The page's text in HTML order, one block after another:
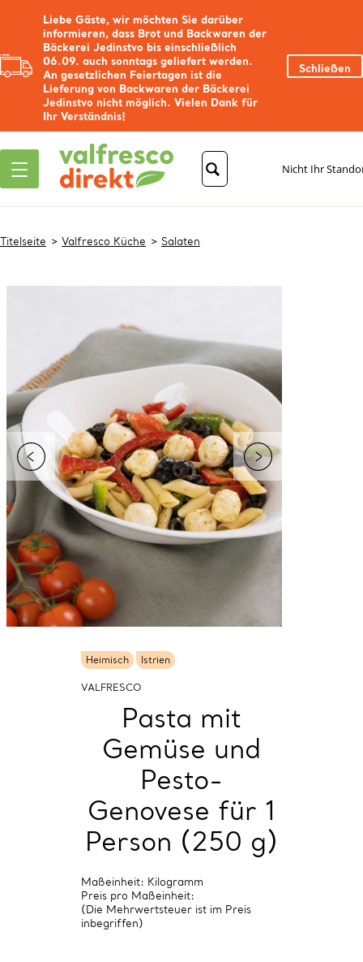
Liebe Gäste, wir möchten Sie darüber
informieren, dass Brot und Backwaren der
Bäckerei Jedinstvo bis einschließlich
06.09. auch sonntags geliefert werden.
An gesetzlichen Feiertagen ist die
Lieferung von Backwaren der Bäckerei
Jedinstvo nicht möglich. Vielen Dank für
Ihr Verständnis!
Schließen
Nicht Ihr
Titelseite Valfresco Küche Salaten
Heimisch Istrien
VALFRESCO
Pasta mit
Gemüse und
Pesto-
Genovese für 1
Person (250 g)
Maßeinheit: Kilogramm
Preis pro Maßeinheit:
(Die Mehrwertsteuer ist im Preis
inbegriffen)